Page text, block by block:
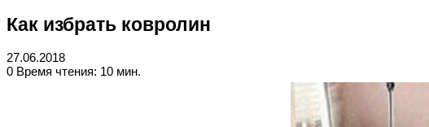
Как избрать ковролин
27.06.2018
0 Время чтения: 10 мин.